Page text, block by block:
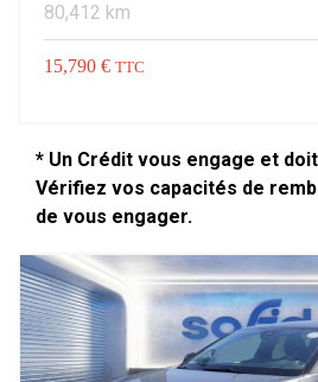
80,412 km
15,790 € TTC
* Un Crédit vous engage et
Vérifiez vos capacités de
de vous engager.